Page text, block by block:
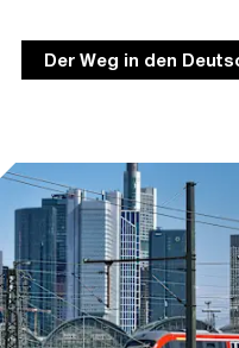
Der Weg in den